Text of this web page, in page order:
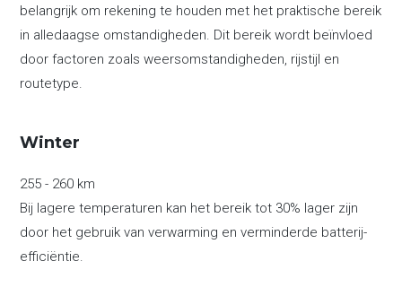
belangrijk om rekening te houden met het praktische bereik
in alledaagse omstandigheden. Dit bereik wordt beïnvloed
door factoren zoals weersomstandigheden, rijstijl en
routetype.
Winter
255 - 260 km
Bij lagere temperaturen kan het bereik tot 30% lager zijn
door het gebruik van verwarming en verminderde batterij-
efficiëntie.